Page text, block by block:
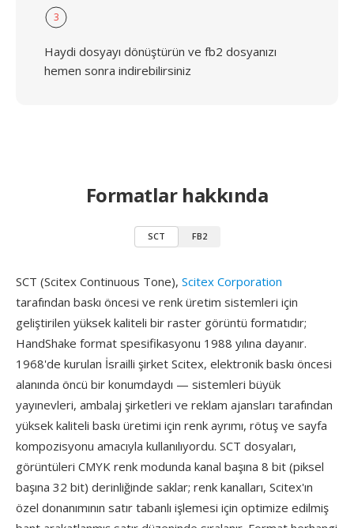
3
Haydi dosyayı dönüştürün ve fb2 dosyanızı
hemen sonra indirebilirsiniz
Formatlar hakkında
SCT FB2
SCT (Scitex Continuous Tone), Scitex Corporation
tarafından baskı öncesi ve renk üretim sistemleri için
geliştirilen yüksek kaliteli bir raster görüntü formatıdır;
HandShake format spesifikasyonu 1988 yılına dayanır.
1968'de kurulan İsrailli şirket Scitex, elektronik baskı öncesi
alanında öncü bir konumdaydı — sistemleri büyük
yayınevleri, ambalaj şirketleri ve reklam ajansları tarafından
yüksek kaliteli baskı üretimi için renk ayrımı, rötuş ve sayfa
kompozisyonu amacıyla kullanılıyordu. SCT dosyaları,
görüntüleri CMYK renk modunda kanal başına 8 bit (piksel
başına 32 bit) derinliğinde saklar; renk kanalları, Scitex'ın
özel donanımının satır tabanlı işlemesi için optimize edilmiş